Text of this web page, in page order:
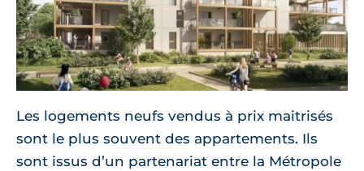
Les logements neufs vendus à prix maitrisés
sont le plus souvent des appartements. Ils
sont issus d’un partenariat entre la Métropole